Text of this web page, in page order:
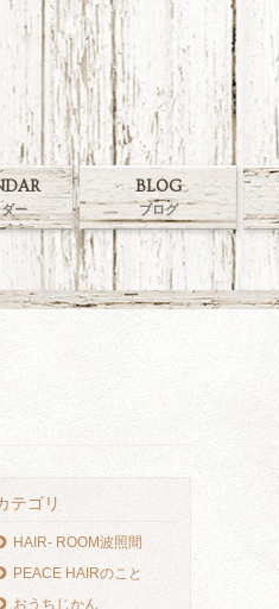
ー
BLOG
ブログ
テゴリ
HAIR- ROOM波照間
PEACE HAIRのこと
おうちじかん